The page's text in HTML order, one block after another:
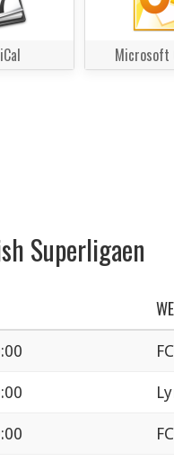
Microsoft
Superligaen